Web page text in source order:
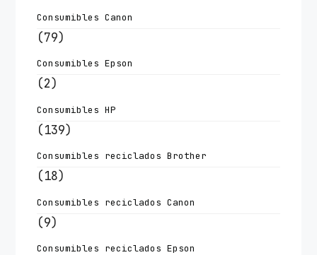
Consumibles Canon
(79)
Consumibles Epson
(2)
Consumibles HP
(139)
Consumibles reciclados Brother
(18)
Consumibles reciclados Canon
(9)
Consumibles reciclados Epson